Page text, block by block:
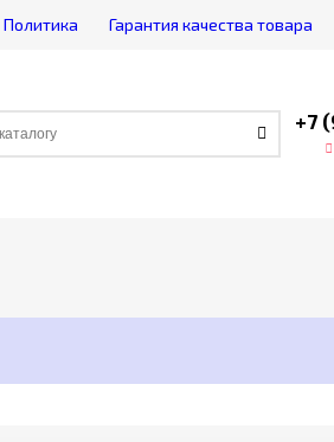
Политика Гарантия качества товара
+7